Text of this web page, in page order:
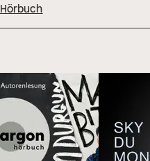
Hörbuch